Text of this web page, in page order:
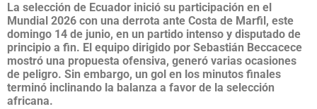
La selección de Ecuador inició su participación en el
Mundial 2026 con una derrota ante Costa de Marfil, este
domingo 14 de junio, en un partido intenso y disputado de
principio a fin. El equipo dirigido por Sebastián Beccacece
mostró una propuesta ofensiva, generó varias ocasiones
de peligro. Sin embargo, un gol en los minutos finales
terminó inclinando la balanza a favor de la selección
africana.